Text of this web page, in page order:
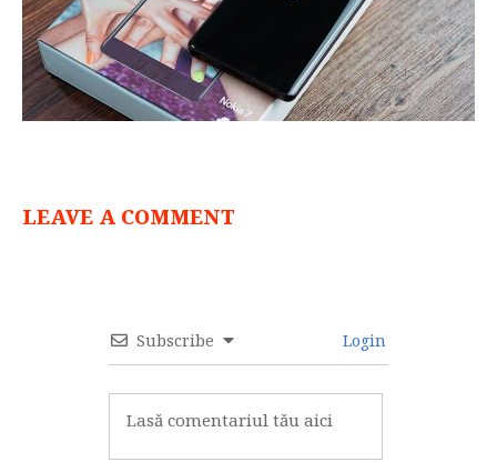
LEAVE A COMMENT
Subscribe Login